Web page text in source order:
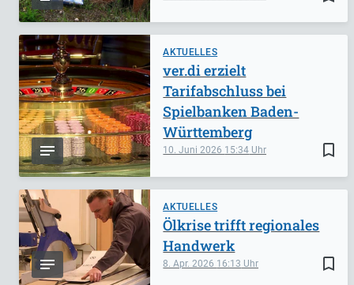
AKTUELLES
bookmark_border
10. Juni 2026 15:34
ver.di erzielt
Tarifabschluss bei
Spielbanken Baden-
Württemberg
AKTUELLES
bookmark_border
8. Apr. 2026 16:13
Ölkrise trifft regionales
Handwerk